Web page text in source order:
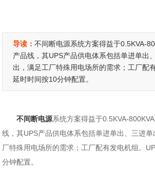
导读：不间断电源系统方案得益于0.5KVA-
产品线，其UPS产品供电体系包括单进单出
出，满足工厂特殊用电场所的需求；工厂配
延时时间按10分钟配置。
不间断电源系统方案得益于0.5KVA-
线，其UPS产品供电体系包括单进单出、三进
厂特殊用电场所的需求；工厂配有发电机组。
分钟配置。